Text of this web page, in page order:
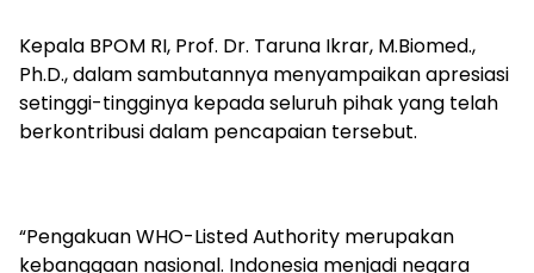
Kepala BPOM RI, Prof. Dr. Taruna Ikrar, M.Biomed.,
Ph.D., dalam sambutannya menyampaikan apresiasi
setinggi-tingginya kepada seluruh pihak yang telah
berkontribusi dalam pencapaian tersebut.
“Pengakuan WHO-Listed Authority merupakan
kebanggaan nasional. Indonesia menjadi negara